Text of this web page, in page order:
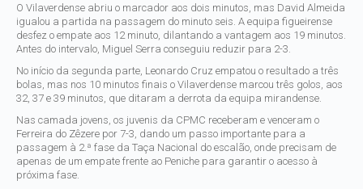
O Vilaverdense abriu o marcador aos dois minutos, mas David Almeida
igualou a partida na passagem do minuto seis. A equipa figueirense
desfez o empate aos 12 minuto, dilantando a vantagem aos 19 minutos.
Antes do intervalo, Miguel Serra conseguiu reduzir para 2-3.
No início da segunda parte, Leonardo Cruz empatou o resultado a três
bolas, mas nos 10 minutos finais o Vilaverdense marcou três golos, aos
32, 37 e 39 minutos, que ditaram a derrota da equipa mirandense.
Nas camada jovens, os juvenis da CPMC receberam e venceram o
Ferreira do Zêzere por 7-3, dando um passo importante para a
passagem à 2.ª fase da Taça Nacional do escalão, onde precisam de
apenas de um empate frente ao Peniche para garantir o acesso à
próxima fase.